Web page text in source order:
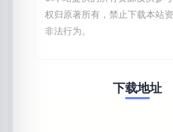
权归原著所有，禁止下载本站
非法行为。
下载地址